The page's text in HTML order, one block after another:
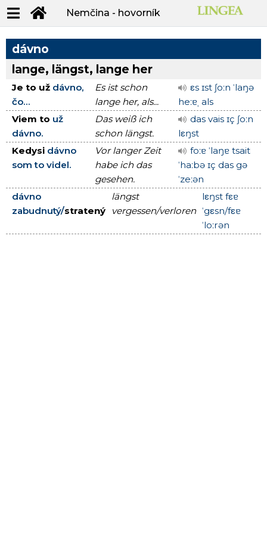
Nemčina - hovorník
dávno
lange, längst, lange her
Je to už dávno,
čo...
Es ist schon
lange her, als...
εs ɪst ʃoːn ˈlaŋə
heːɐˌ als
Viem to už
dávno.
Das weiß ich
schon längst.
das vais ɪç ʃoːn
lεŋst
Kedysi dávno
som to videl.
Vor langer Zeit
habe ich das
gesehen.
foːɐ ˈlaŋɐ tsait
ˈhaːbə ɪç das gə
ˈzeːən
dávno
zabudnutý/stratený
längst
vergessen/verloren
lεŋst fεɐ
ˈgεsn/fεɐ
ˈloːrən